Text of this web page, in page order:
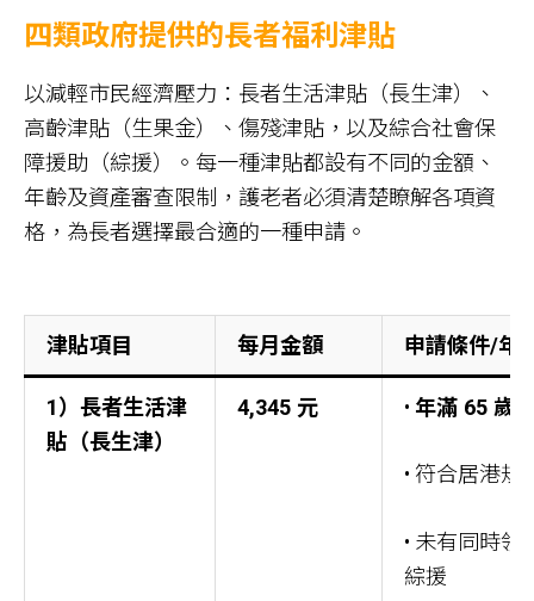
四類政府提供的長者福利津貼
以減輕市民經濟壓力：長者生活津貼（長生津）、
高齡津貼（生果金）、傷殘津貼，以及綜合社會保
障援助（綜援）。每一種津貼都設有不同的金額、
年齡及資產審查限制，護老者必須清楚瞭解各項資
格，為長者選擇最合適的一種申請。
津貼項目 每月金額 申請條件/年
1）長者生活津
貼（長生津）
4,345 元 • 年滿 65 歲
• 符合居港規
• 未有同時
綜援